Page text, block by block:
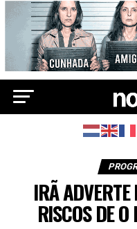
IRÃ
RISCOS DE